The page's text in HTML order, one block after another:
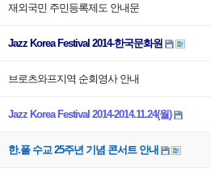
재외국민 주민등록제도 안내문
Jazz Korea Festival 2014-한국문화원
브로츠와프지역 순회영사 안내
Jazz Korea Festival 2014-2014.11.24(월)
한.폴 수교 25주년 기념 콘서트 안내